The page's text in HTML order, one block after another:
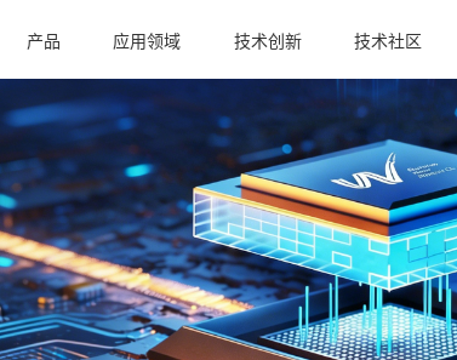
产品 应用领域 技术创新 技术社区